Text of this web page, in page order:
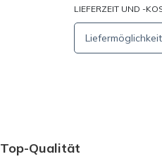
LIEFERZEIT UND -
Top-Qualität